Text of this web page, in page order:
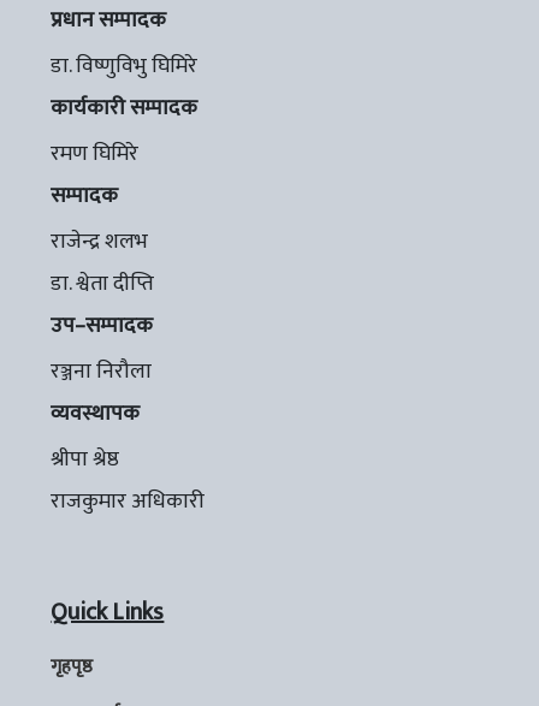
प्रधान सम्पादक
डा. विष्णुविभु घिमिरे
कार्यकारी सम्पादक
रमण घिमिरे
सम्पादक
राजेन्द्र शलभ
डा. श्वेता दीप्ति
उप–सम्पादक
रञ्जना निरौला
व्यवस्थापक
श्रीपा श्रेष्ठ
राजकुमार अधिकारी
Quick Links
गृहपृष्ठ